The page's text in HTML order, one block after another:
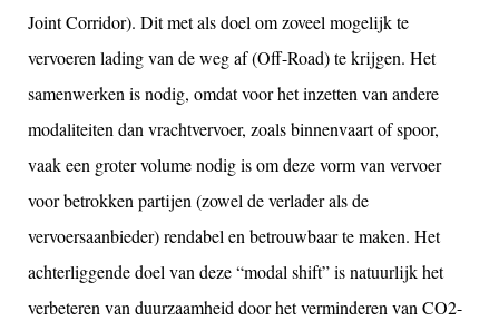
Joint Corridor). Dit met als doel om zoveel mogelijk te
vervoeren lading van de weg af (Off-Road) te krijgen. Het
samenwerken is nodig, omdat voor het inzetten van andere
modaliteiten dan vrachtvervoer, zoals binnenvaart of spoor,
vaak een groter volume nodig is om deze vorm van vervoer
voor betrokken partijen (zowel de verlader als de
vervoersaanbieder) rendabel en betrouwbaar te maken. Het
achterliggende doel van deze “modal shift” is natuurlijk het
verbeteren van duurzaamheid door het verminderen van CO2-